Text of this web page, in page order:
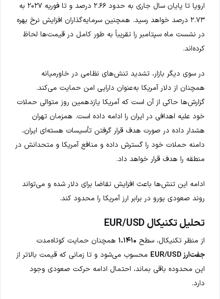
اروپا تا پایان سال جاری به حدود ۲.۶۶ درصد و تا فوریه ۲۰۲۷ به
۲.۷۳ درصد خواهد رسید. همچنین سرمایه‌گذاران افزایش نرخ بهره
در نشست ماه سپتامبر را تقریباً به طور کامل در قیمت‌ها لحاظ
کرده‌اند.
در سوی دیگر بازار، تشدید تنش‌های نظامی در خاورمیانه
همچنان از دلار آمریکا به‌عنوان دارایی امن حمایت می‌کند.
گزارش‌ها حاکی از آن است که آمریکا یازدهمین روز متوالی حملات
خود علیه اهدافی در ایران را ادامه داده است. همزمان تهران
هشدار داده در صورت هدف قرار گرفتن تأسیسات هسته‌ای ایران،
دامنه حملات خود را گسترش داده و منافع آمریکا و متحدانش در
منطقه را هدف قرار خواهد داد.
ادامه این تنش‌ها باعث افزایش تقاضا برای دلار شده و می‌تواند
روند صعودی یورو در برابر ارز آمریکا را محدود کند.
تحلیل تکنیکال EUR/USD
از منظر تکنیکال، سطح ۱.۱۴۱۰ همچنان حمایت کوتاه‌مدت
جفت‌ارز EUR/USD
محسوب می‌شود و تا زمانی که قیمت بالاتر از
این محدوده باقی بماند، احتمال ادامه حرکت صعودی وجود
دارد.